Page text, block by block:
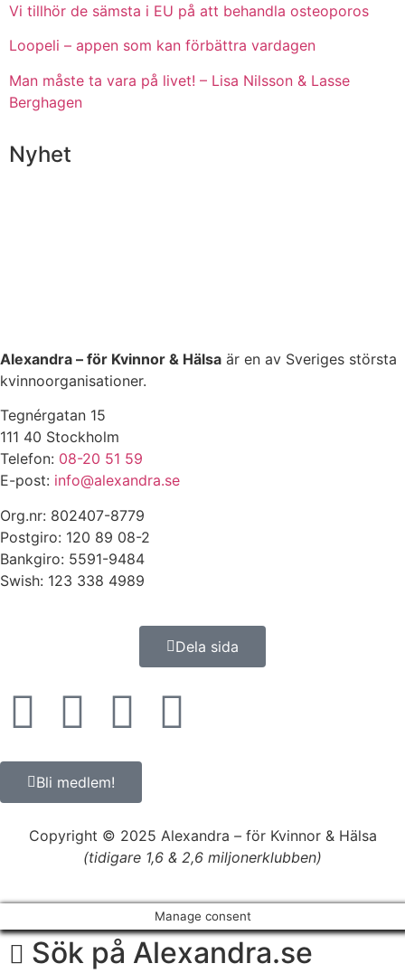
Vi tillhör de sämsta i EU på att behandla osteoporos
Loopeli – appen som kan förbättra vardagen
Man måste ta vara på livet! – Lisa Nilsson & Lasse
Berghagen
Nyhet
Alexandra – för Kvinnor & Hälsa är en av Sveriges största
kvinnoorganisationer.
Tegnérgatan 15
111 40 Stockholm
Telefon: 08-20 51 59
E-post: info@alexandra.se
Org.nr: 802407-8779
Postgiro: 120 89 08-2
Bankgiro: 5591-9484
Swish: 123 338 4989
Dela sida
Bli medlem!
Copyright © 2025 Alexandra – för Kvinnor & Hälsa
(tidigare 1,6 & 2,6 miljonerklubben)
Manage consent
Sök på Alexandra.se